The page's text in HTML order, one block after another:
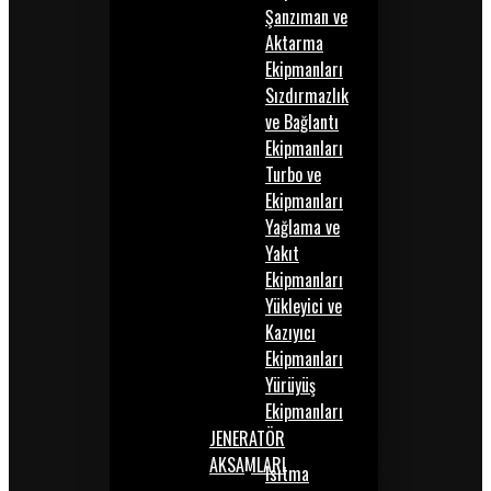
Şanzıman ve
Aktarma
Ekipmanları
Sızdırmazlık
ve Bağlantı
Ekipmanları
Turbo ve
Ekipmanları
Yağlama ve
Yakıt
Ekipmanları
Yükleyici ve
Kazıyıcı
Ekipmanları
Yürüyüş
Ekipmanları
JENERATÖR
AKSAMLARIIsıtma